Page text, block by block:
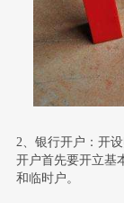
2、银行开户： 开
开户首先要开立基
和临时户。